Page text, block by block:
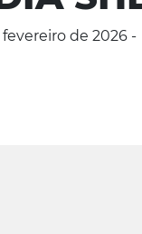
de 2026 -